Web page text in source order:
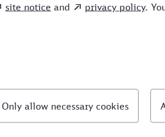
RB,SWE,RE,ICE